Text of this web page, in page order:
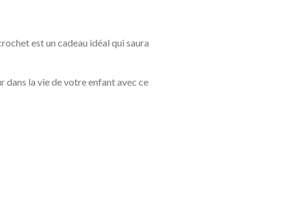
est un cadeau idéal qui saura
dans la vie de votre enfant avec ce